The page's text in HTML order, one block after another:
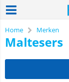
Home Merken
Maltesers